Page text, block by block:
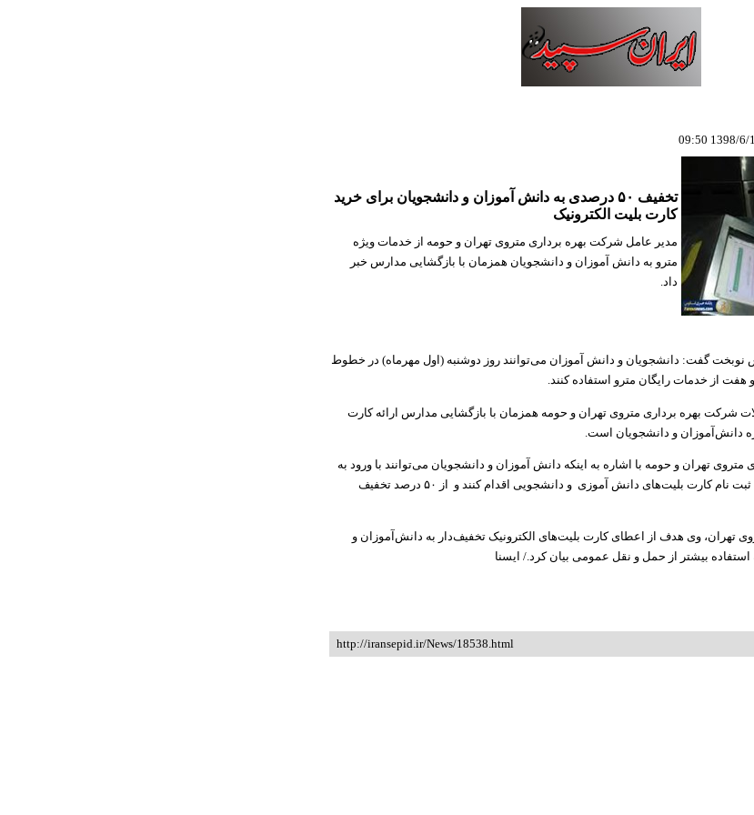
تخفیف ۵۰ درصدی به دانش آموزان و دانشجویان برای خرید
کارت بلیت الکترونیک
مدیر عامل شرکت بهره برداری متروی تهران و حومه از خدمات ویژه
مترو به دانش آموزان و دانشجویان همزمان با بازگشایی مدارس خبر
داد.
نوبخت گفت: دانشجویان و دانش آموزان می‌توانند روز دوشنبه (اول مهرماه) در خطوط
از خدمات رایگان مترو استفاده کنند.
شرکت بهره برداری متروی تهران و حومه همزمان با بازگشایی مدارس ارائه کارت
دانش‌آموزان و دانشجویان است.
تهران و حومه با اشاره به اینکه دانش آموزان و دانشجویان می‌توانند با ورود به
سامانه eticket.tehran.ir برای ثبت نام کارت بلیت‌های دانش آموزی و دانشجویی اقدام کنند و از ۵۰ درصد تخفیف
تهران، وی هدف از اعطای کارت بلیت‌های الکترونیک تخفیف‌دار به دانش‌آموزان و
استفاده بیشتر از حمل و نقل عمومی بیان کرد./ ایسنا
http://iransepid.ir/News/18538.html